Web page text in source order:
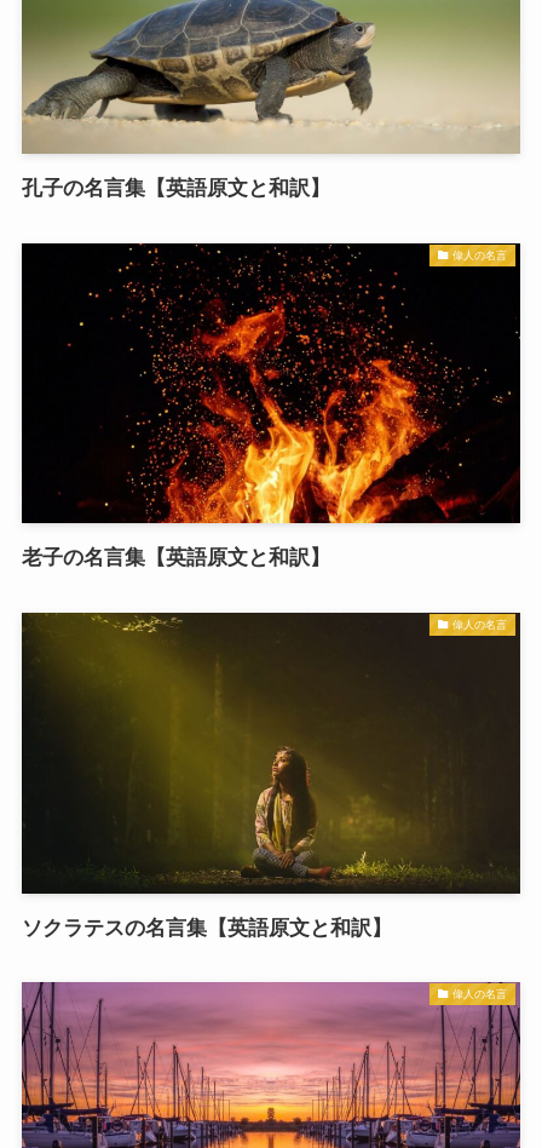
孔子の名言集【英語原文と和訳】
偉人の名言
老子の名言集【英語原文と和訳】
偉人の名言
ソクラテスの名言集【英語原文と和訳】
偉人の名言